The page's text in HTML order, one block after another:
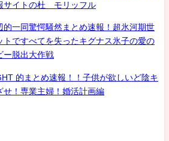
サイトの杜 モリッフル
的一同驚愕騒然まとめ速報！超氷河期世
トですべてを失ったキグナス氷子の愛の
ー脱出大作戦
的まとめ速報！！子供が欲しいど陰キ
せ！専業主婦！婚活計画編